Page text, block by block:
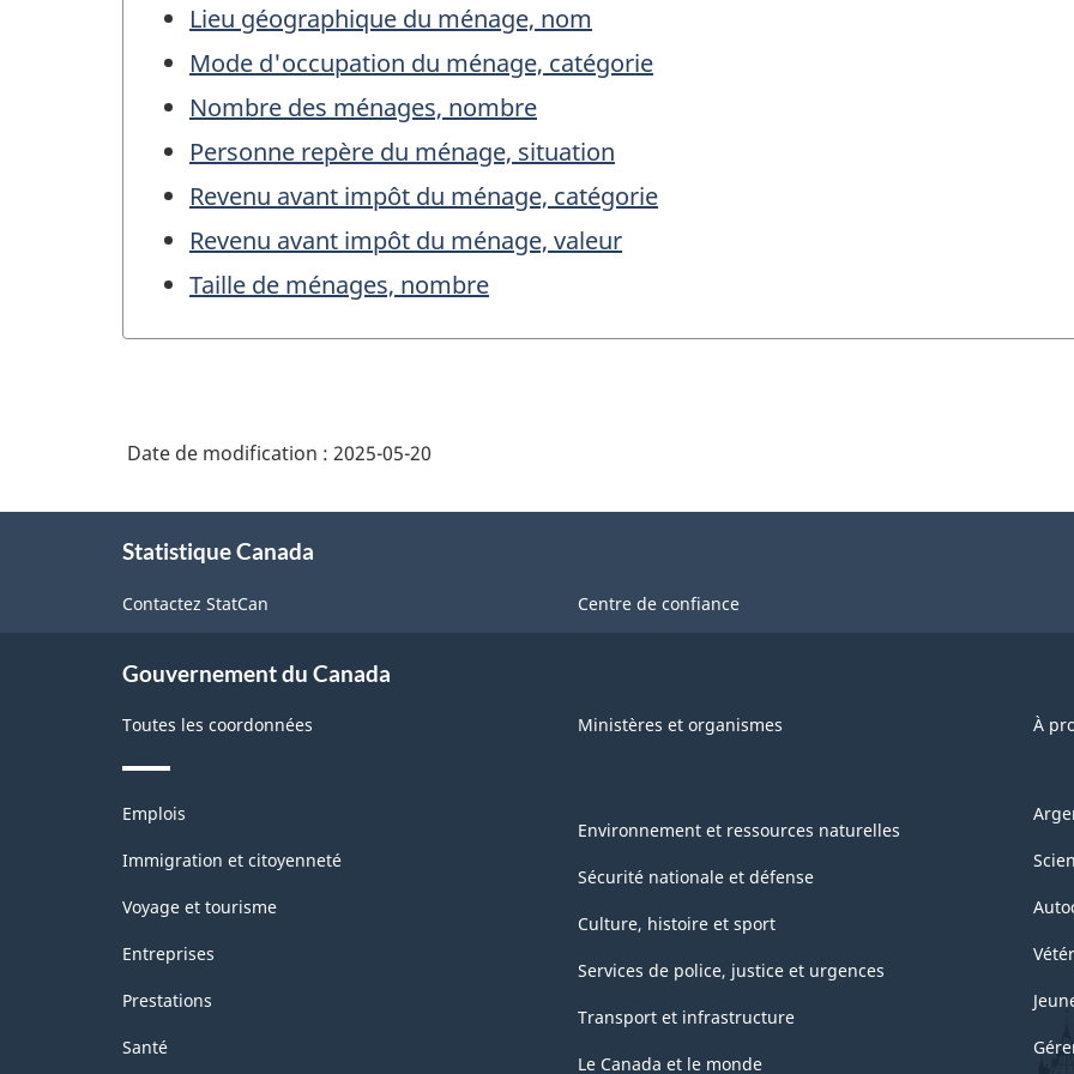
Lieu géographique du ménage, nom
Mode d'occupation du ménage, catégorie
Nombre des ménages, nombre
Personne repère du ménage, situation
Revenu avant impôt du ménage, catégorie
Revenu avant impôt du ménage, valeur
Taille de ménages, nombre
Date de modification : 2025-05-20
Statistique Canada
Contactez StatCan Centre de confiance
Gouvernement du Canada
Toutes les coordonnées Ministères et organismes À
Thèmes
sujets
Emplois
Immigration et citoyenneté
Voyage et tourisme
Entreprises
Prestations
Santé
Environnement et ressources naturelles
Sécurité nationale et défense
Culture, histoire et sport
Services de police, justice et urgences
Transport et infrastructure
Le Canada et le monde